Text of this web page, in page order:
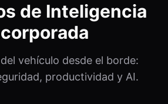
de Inteligencia
vehículo desde el borde:
productividad y AI.